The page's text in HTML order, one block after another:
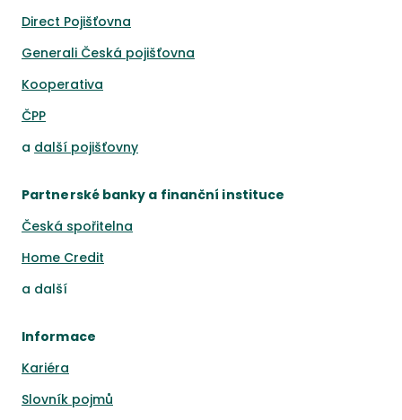
Direct Pojišťovna
Generali Česká pojišťovna
Kooperativa
ČPP
a další pojišťovny
Partnerské banky a finanční instituce
Česká spořitelna
Home Credit
a další
Informace
Kariéra
Slovník pojmů